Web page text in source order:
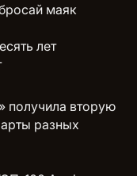
маяк
лет
получила вторую
разных